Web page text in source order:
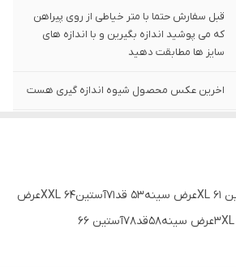
قبل سفارش حتما با متر خیاطی از روی پیراهن
که می پوشید اندازه بگیرین و با اندازه های
سایز ها مطابقت دهید
اخرین عکس محصول شیوه اندازه گیری هست
Lعرض سینه49قد 69آستین 61 XLعرض سینه53 قد71آستین64 XXLعرض